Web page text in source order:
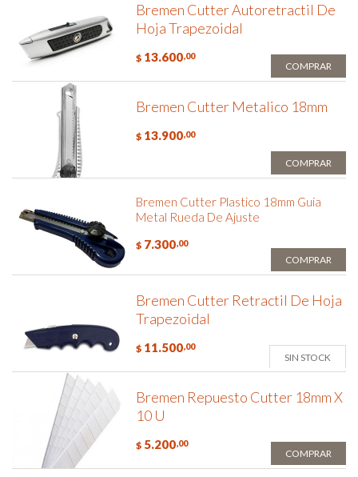
Bremen Cutter Autoretractil De
Hoja Trapezoidal
$ 13.600,00
COMPRAR
Bremen Cutter Metalico 18mm
$ 13.900,00
COMPRAR
Bremen Cutter Plastico 18mm Guia
Metal Rueda De Ajuste
$ 7.300,00
COMPRAR
Bremen Cutter Retractil De Hoja
Trapezoidal
$ 11.500,00
SIN STOCK
Bremen Repuesto Cutter 18mm X
10 U
$ 5.200,00
COMPRAR